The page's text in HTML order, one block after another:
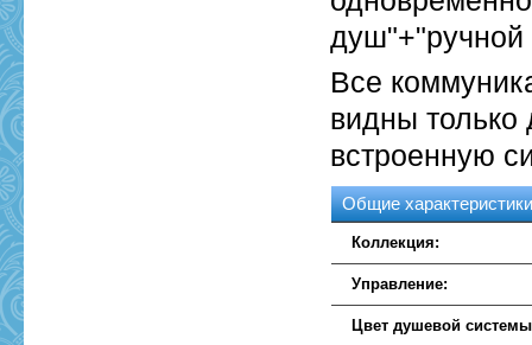
Все
видны только
встроенную
Общие
Коллекция:
Управление:
Цвет душевой